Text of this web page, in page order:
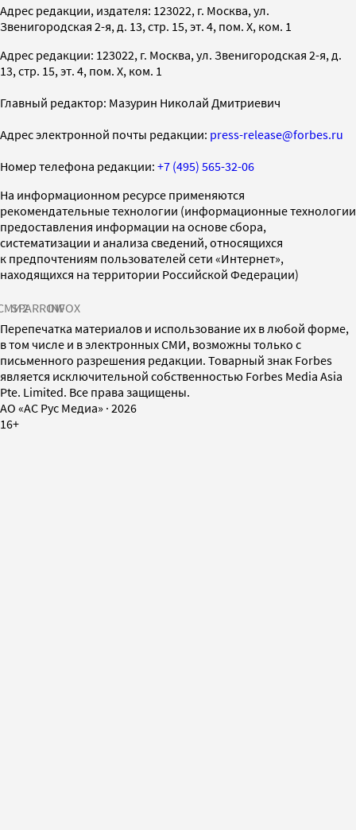
Адрес редакции, издателя: 123022, г. Москва, ул.
Звенигородская 2-я, д. 13, стр. 15, эт. 4, пом. X, ком. 1
Адрес редакции: 123022, г. Москва, ул. Звенигородская 2-я, д.
13, стр. 15, эт. 4, пом. X, ком. 1
Главный редактор: Мазурин Николай Дмитриевич
Адрес электронной почты редакции: press-release@forbes.ru
Номер телефона редакции: +7 (495) 565-32-06
На информационном ресурсе применяются
рекомендательные технологии (информационные технологии
предоставления информации на основе сбора,
систематизации и анализа сведений, относящихся
к предпочтениям пользователей сети «Интернет»,
находящихся на территории Российской Федерации)
SPARROWINFOX
Перепечатка материалов и использование их в любой форме,
в том числе и в электронных СМИ, возможны только с
письменного разрешения редакции. Товарный знак Forbes
является исключительной собственностью Forbes Media Asia
Pte. Limited. Все права защищены.
AO «АС Рус Медиа» · 2026
16+